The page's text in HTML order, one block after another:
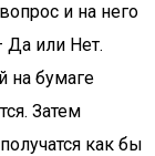
и на него
Да или Нет.
на бумаге
Затем
как бы